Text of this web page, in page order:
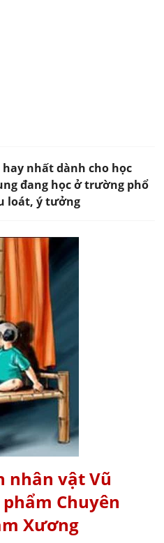
nhất dành cho học
đang học ở trường phổ
loát, ý tưởng
nhân vật Vũ
Chuyên
Xương